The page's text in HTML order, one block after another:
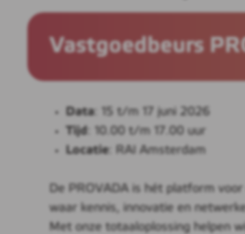
Vastgoedbeurs
Data : 15 t/m 17 juni 2026
Tijd
: 10.00 t/m 17.00 uur
Locatie : RAI Amsterdam
De PROVADA is hét platform
waar kennis, innovatie en
Met onze totaaloplossing helpen wij